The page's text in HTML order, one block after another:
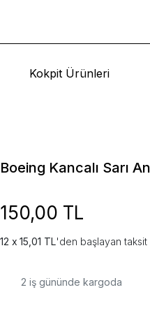
Kokpit Ürünleri
Boeing Kancalı Sarı
150,00 TL
15,01 TL'den başlayan
2 iş gününde kargoda